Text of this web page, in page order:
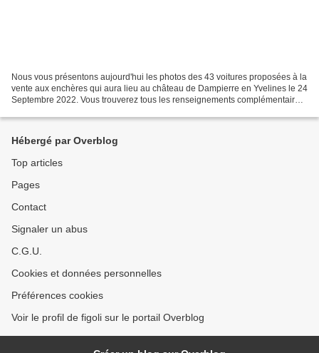
Nous vous présentons aujourd'hui les photos des 43 voitures proposées à la
vente aux enchères qui aura lieu au château de Dampierre en Yvelines le 24
Septembre 2022. Vous trouverez tous les renseignements complémentaires
Hébergé par Overblog
Top articles
Pages
Contact
Signaler un abus
C.G.U.
Cookies et données personnelles
Préférences cookies
Voir le profil de figoli sur le portail Overblog